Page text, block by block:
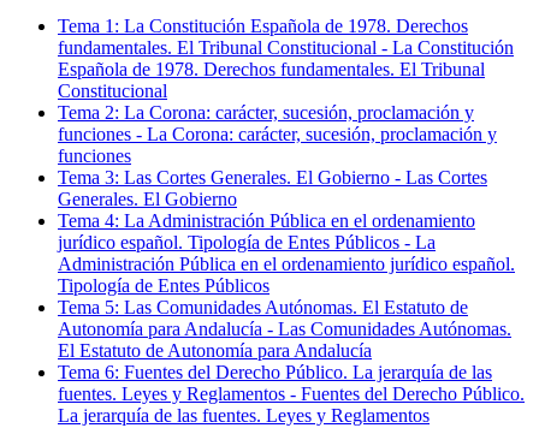
Tema 1 : La Constitución Española de 1978. Derechos
fundamentales. El Tribunal Constitucional - La Constitución
Española de 1978. Derechos fundamentales. El Tribunal
Constitucional
Tema 2: La Corona: carácter, sucesión, proclamación y
funciones - La Corona: carácter, sucesión, proclamación y
funciones
Tema 3: Las Cortes Generales. El Gobierno - Las Cortes
Generales. El Gobierno
Tema 4: La Administración Pública en el ordenamiento
jurídico español. Tipología de Entes Públicos - La
Administración Pública en el ordenamiento jurídico español.
Tipología de Entes Públicos
Tema 5: Las Comunidades Autónomas. El Estatuto de
Autonomía para Andalucía - Las Comunidades Autónomas.
El Estatuto de Autonomía para Andalucía
Tema 6: Fuentes del Derecho Público. La jerarquía de las
fuentes. Leyes y Reglamentos - Fuentes del Derecho Público.
La jerarquía de las fuentes. Leyes y Reglamentos